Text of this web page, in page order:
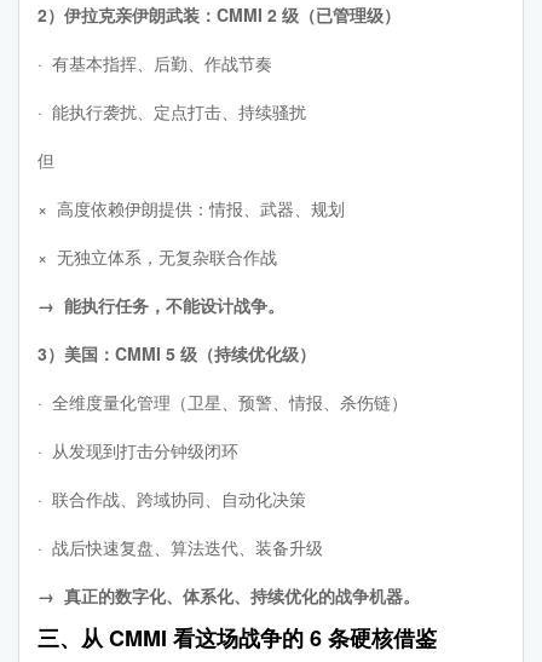
2）伊拉克亲伊朗武装：CMMI 2 级（已管理级）
· 有基本指挥、后勤、作战节奏
· 能执行袭扰、定点打击、持续骚扰
但
× 高度依赖伊朗提供：情报、武器、规划
× 无独立体系，无复杂联合作战
→ 能执行任务，不能设计战争。
3）美国：CMMI 5 级（持续优化级）
· 全维度量化管理（卫星、预警、情报、杀伤链）
· 从发现到打击分钟级闭环
· 联合作战、跨域协同、自动化决策
· 战后快速复盘、算法迭代、装备升级
→ 真正的数字化、体系化、持续优化的战争机器。
三、从 CMMI 看这场战争的 6 条硬核借鉴